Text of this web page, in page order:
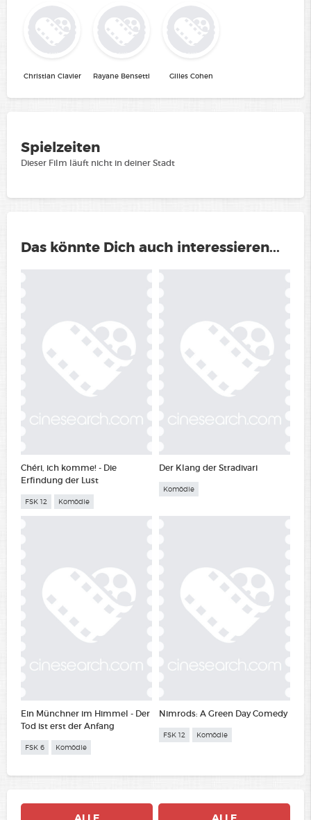
Christian Clavier Rayane Bensetti Gilles Cohen
Spielzeiten
Dieser Film läuft nicht in deiner Stadt
Das könnte Dich auch interessieren...
Chéri, ich komme! - Die
Erfindung der Lust
FSK 12 Komödie
Der Klang der Stradivari
Komödie
Ein Münchner im Himmel - Der
Tod ist erst der Anfang
FSK 6 Komödie
Nimrods: A Green Day Comedy
FSK 12 Komödie